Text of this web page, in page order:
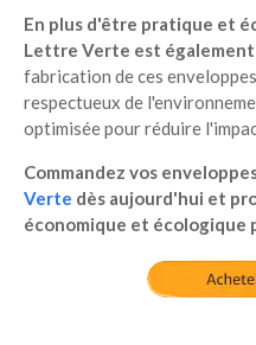
En plus d'être pratique et
Lettre Verte est
fabrication de ces
respectueux de
optimisée pour réduire
Commandez vos
Verte dès aujourd'hui et
économique et écologique